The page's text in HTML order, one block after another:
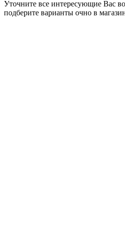
Уточните все интересующие Вас
подберите варианты очно в